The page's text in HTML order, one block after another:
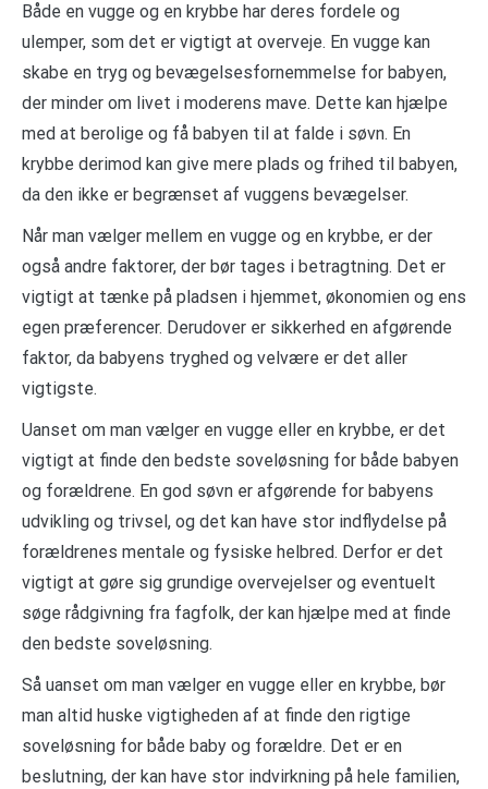
Både en vugge og en krybbe har deres fordele og
ulemper, som det er vigtigt at overveje. En vugge kan
skabe en tryg og bevægelsesfornemmelse for babyen,
der minder om livet i moderens mave. Dette kan hjælpe
med at berolige og få babyen til at falde i søvn. En
krybbe derimod kan give mere plads og frihed til babyen,
da den ikke er begrænset af vuggens bevægelser.
Når man vælger mellem en vugge og en krybbe, er der
også andre faktorer, der bør tages i betragtning. Det er
vigtigt at tænke på pladsen i hjemmet, økonomien og ens
egen præferencer. Derudover er sikkerhed en afgørende
faktor, da babyens tryghed og velvære er det aller
vigtigste.
Uanset om man vælger en vugge eller en krybbe, er det
vigtigt at finde den bedste soveløsning for både babyen
og forældrene. En god søvn er afgørende for babyens
udvikling og trivsel, og det kan have stor indflydelse på
forældrenes mentale og fysiske helbred. Derfor er det
vigtigt at gøre sig grundige overvejelser og eventuelt
søge rådgivning fra fagfolk, der kan hjælpe med at finde
den bedste soveløsning.
Så uanset om man vælger en vugge eller en krybbe, bør
man altid huske vigtigheden af at finde den rigtige
soveløsning for både baby og forældre. Det er en
beslutning, der kan have stor indvirkning på hele familien,